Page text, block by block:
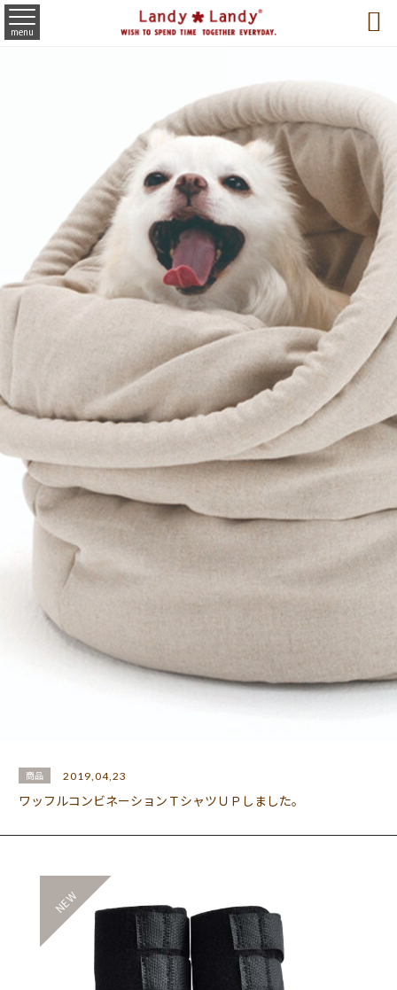
menu 
2018,11,08
商品 2019,04,23
ワッフルコンビネーションＴシャツＵＰしました。
BLOG 2018,11,08
2020,02,11
NYパーカー
NEW